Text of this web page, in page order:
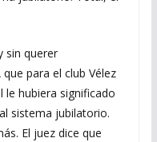
sin querer
para el club Vélez
le hubiera significado
sistema jubilatorio.
El juez dice que